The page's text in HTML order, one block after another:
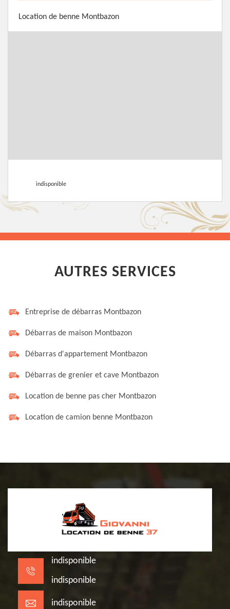
Location de benne Montbazon
indisponible
AUTRES SERVICES
Entreprise de débarras Montbazon
Débarras de maison Montbazon
Débarras d'appartement Montbazon
Débarras de grenier et cave Montbazon
Location de benne pas cher Montbazon
Location de camion benne Montbazon
indisponible
indisponible
indisponible